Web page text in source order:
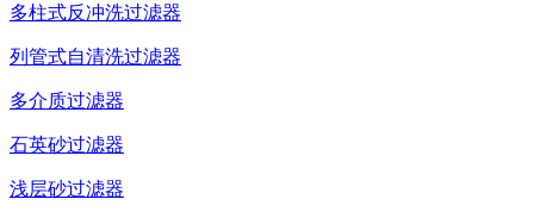
多柱式反冲洗过滤器
列管式自清洗过滤器
多介质过滤器
石英砂过滤器
浅层砂过滤器